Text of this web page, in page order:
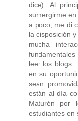
dice)...Al
sumergirme
a poco, me di
la disposición
mucha
leer los
en su
sean
están al día
Maturén por
estudiantes en